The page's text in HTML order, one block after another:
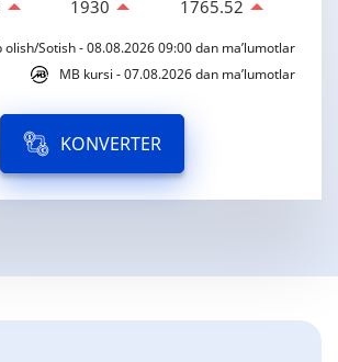
1930 1765.52
olish/Sotish - 08.08.2026 09:00 dan ma’lumotlar
MB kursi - 07.08.2026 dan ma’lumotlar
KONVERTER